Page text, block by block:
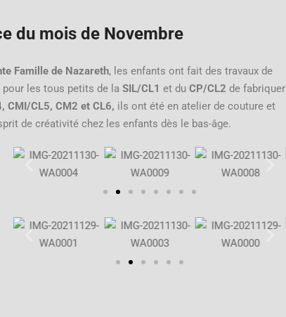
du mois de Novembre
Famille de Nazareth, les enfants ont fait des travaux de
les tous petits de la SIL/CL1 et du CP/CL2 de fabriquer
CMI/CL5, CM2 et CL6, ils ont été en atelier de couture et
de créativité chez les enfants dès le bas-âge.